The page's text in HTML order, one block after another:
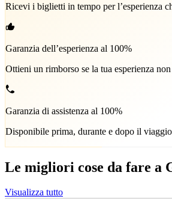
Ricevi i biglietti in tempo per l’esperienza
Garanzia dell’esperienza al 100%
Ottieni un rimborso se la tua esperienza
Garanzia di assistenza al 100%
Disponibile prima, durante e dopo il
Le migliori cose da fare a
Visualizza tutto